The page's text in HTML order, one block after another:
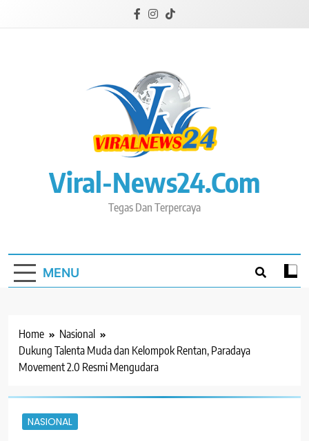
Viral-News24.com
Tegas Dan Terpercaya
MENU
Home
Nasional
Dukung Talenta Muda dan Kelompok Rentan, Paradaya
Movement 2.0 Resmi Mengudara
NASIONAL